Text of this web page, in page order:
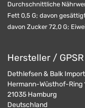
Durchschnittliche
Fett 0,5 G; davon
davon Zucker 72,0 G;
Hersteller / GPSR
Dethlefsen & Balk
Hermann-Wüsthof-Ring
21035 Hamburg
Deutschland